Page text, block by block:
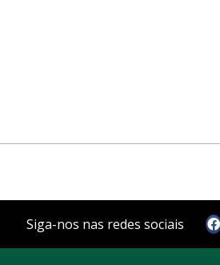
Siga-nos nas redes sociais